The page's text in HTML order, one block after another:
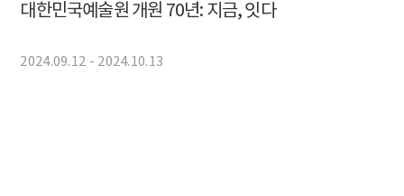
대한민국예술원 개원 70년: 지금, 잇다
2024.09.12 - 2024.10.13